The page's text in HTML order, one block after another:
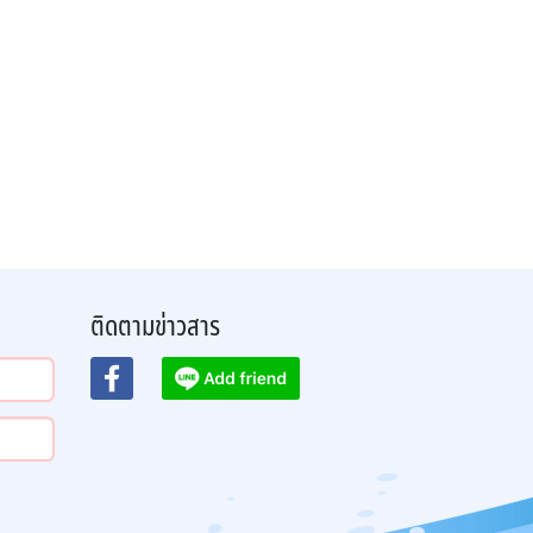
ติดตามข่าวสาร